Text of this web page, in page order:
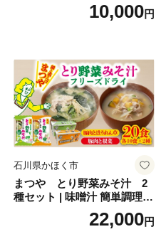
ャンプ アウトドア キャンプ
10,000円
石川県かほく市
まつや とり野菜みそ汁 2
種セット | 味噌汁 簡単調理
お味噌 おみそ みそ とり野菜
時短料理 時短ごはん ご当地
22,000円